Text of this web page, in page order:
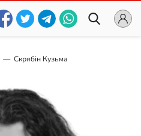
Скрябін Кузьма